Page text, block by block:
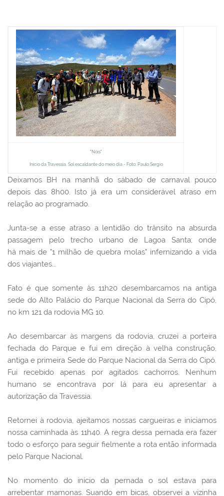
"Nóis"
Início da Travessia. Sol escaldante do meio dia - Foto: Paulo Sergio
Deixamos BH na manhã do sábado de carnaval pouco
depois das 8h00. Isto já era um considerável atraso em
relação ao programado.
Junta-se a esse atraso a lentidão do trânsito na absurda
passagem pelo trecho urbano de Lagoa Santa; onde
há mais de "1 milhão de quebra molas" infernizando a vida
dos viajantes...
Fato é que somente às 11h20 desembarcamos na antiga
sede do Alto Palácio do Parque Nacional da Serra do Cipó,
no km 121 da rodovia MG 10.
Ao desembarcar às margens da rodovia, cruzei a porteira
fechada do Parque e fui em direção à velha construção,
antiga e primeira Sede do Parque Nacional da Serra do Cipó.
Fui recebido apenas por agitados cachorros. Nenhum
humano se encontrava por lá para eu apresentar a
autorização da Travessia.
Retornei à rodovia, ajeitamos nossas cargueiras e iniciamos
nossa caminhada às 11h40. A regra dessa pernada era fazer
todo o esforço para seguir fielmente a rota então informada
pelo Parque Nacional.
No momento do início da pernada o sol estava para
arrebentar mamonas. Suando em bicas, observei a vizinha